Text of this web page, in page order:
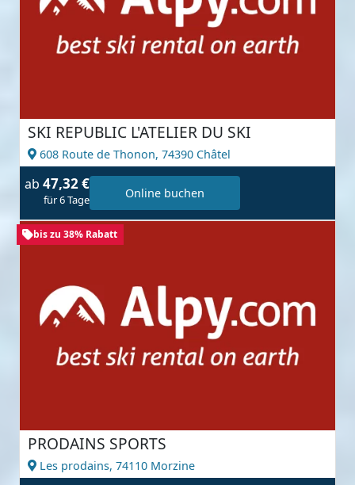
SKI REPUBLIC L'ATELIER DU SKI
608 Route de Thonon, 74390 Châtel
ab 47,32 €
für 6 Tage Online buchen
bis zu 38% Rabatt
PRODAINS SPORTS
Les prodains, 74110 Morzine